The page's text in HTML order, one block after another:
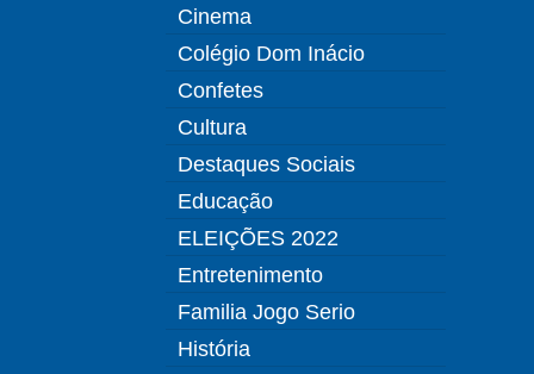
Cinema
Colégio Dom Inácio
Confetes
Cultura
Destaques Sociais
Educação
ELEIÇÕES 2022
Entretenimento
Familia Jogo Serio
História